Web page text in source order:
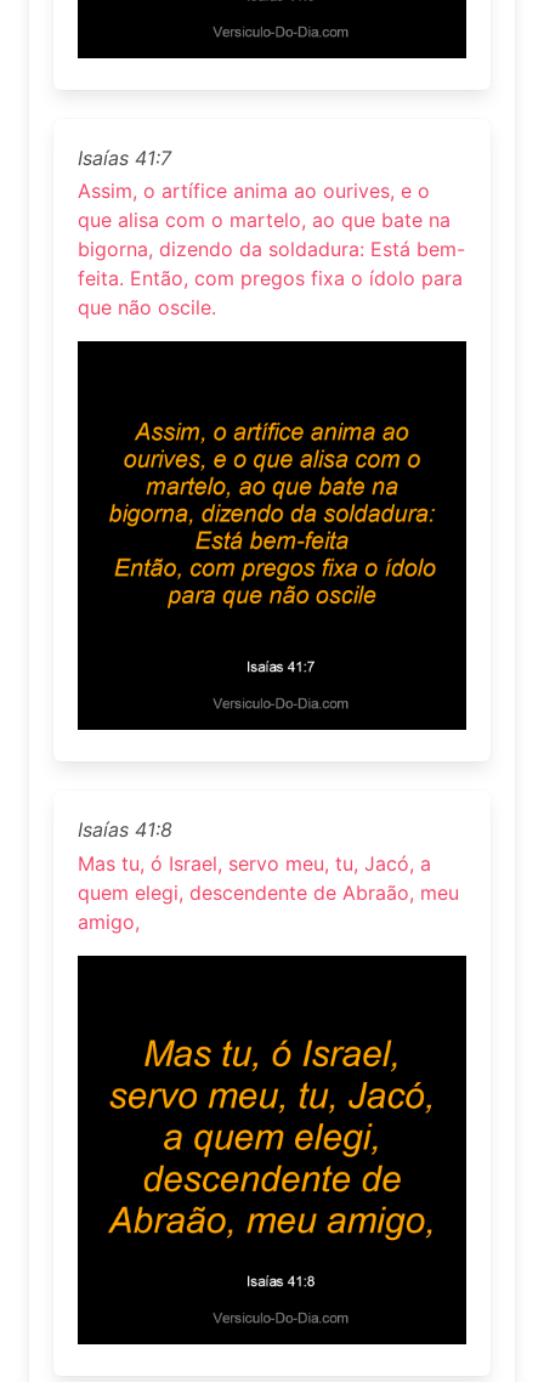
Isaías 41:7
Assim, o artífice anima ao ourives, e o
que alisa com o martelo, ao que bate na
bigorna, dizendo da soldadura: Está bem-
feita. Então, com pregos fixa o ídolo para
que não oscile.
Isaías 41:8
Mas tu, ó Israel, servo meu, tu, Jacó, a
quem elegi, descendente de Abraão, meu
amigo,